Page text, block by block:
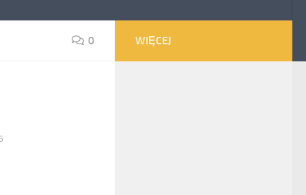
0 WIĘCEJ